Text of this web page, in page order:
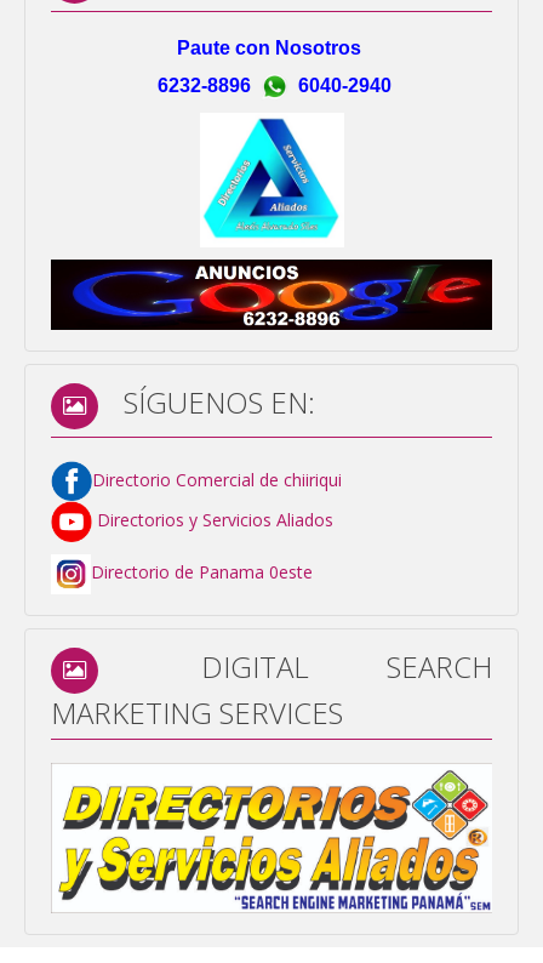
Paute con Nosotros
6232-8896
6040-2940
SÍGUENOS EN:
Directorio Comercial de chiiriqui
Directorios y Servicios Aliados
Directorio de Panama 0este
DIGITAL SEARCH
MARKETING SERVICES